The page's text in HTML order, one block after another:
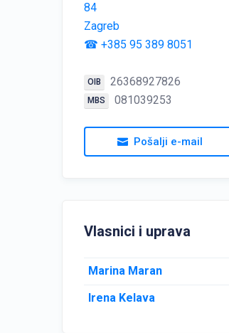
84
Zagreb
☎ +385 95 389 8051
OIB 26368927826
MBS 081039253
Pošalji e-mail
Vlasnici i uprava
Marina Maran
Irena Kelava